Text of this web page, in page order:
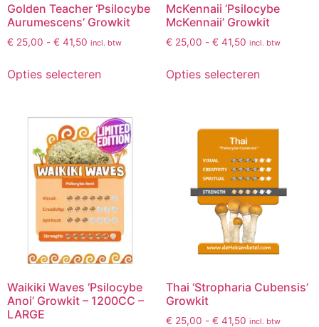
Golden Teacher ‘Psilocybe
Aurumescens’ Growkit
€ 25,00 - € 41,50 incl. btw
Opties selecteren
McKennaii ‘Psilocybe
McKennaii’ Growkit
€ 25,00 - € 41,50 incl. btw
Opties selecteren
Waikiki Waves ‘Psilocybe
Anoi’ Growkit – 1200CC –
LARGE
Thai ‘Stropharia Cubensis’
Growkit
€ 25,00 - € 41,50 incl. btw